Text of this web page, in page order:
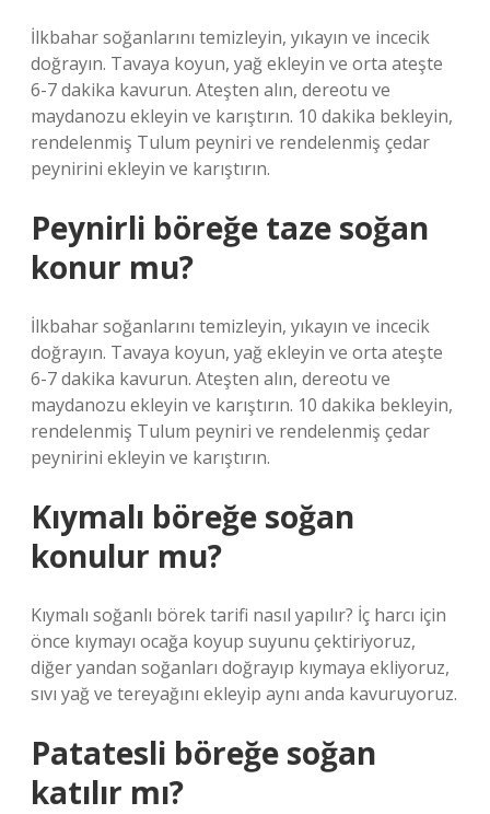
İlkbahar soğanlarını temizleyin, yıkayın ve incecik
doğrayın. Tavaya koyun, yağ ekleyin ve orta ateşte
6-7 dakika kavurun. Ateşten alın, dereotu ve
maydanozu ekleyin ve karıştırın. 10 dakika bekleyin,
rendelenmiş Tulum peyniri ve rendelenmiş çedar
peynirini ekleyin ve karıştırın.
Peynirli böreğe taze soğan
konur mu?
İlkbahar soğanlarını temizleyin, yıkayın ve incecik
doğrayın. Tavaya koyun, yağ ekleyin ve orta ateşte
6-7 dakika kavurun. Ateşten alın, dereotu ve
maydanozu ekleyin ve karıştırın. 10 dakika bekleyin,
rendelenmiş Tulum peyniri ve rendelenmiş çedar
peynirini ekleyin ve karıştırın.
Kıymalı böreğe soğan
konulur mu?
Kıymalı soğanlı börek tarifi nasıl yapılır? İç harcı için
önce kıymayı ocağa koyup suyunu çektiriyoruz,
diğer yandan soğanları doğrayıp kıymaya ekliyoruz,
sıvı yağ ve tereyağını ekleyip aynı anda kavuruyoruz.
Patatesli böreğe soğan
katılır mı?